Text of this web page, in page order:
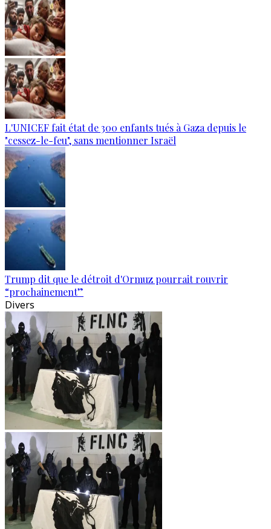
L'UNICEF fait état de 300 enfants tués à Gaza depuis le
"cessez-le-feu", sans mentionner Israël
Trump dit que le détroit d'Ormuz pourrait rouvrir
“prochainement”
Divers